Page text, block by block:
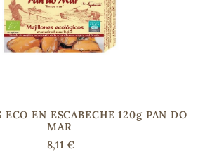
EN ESCABECHE 120g PAN DO
MAR
8,11 €